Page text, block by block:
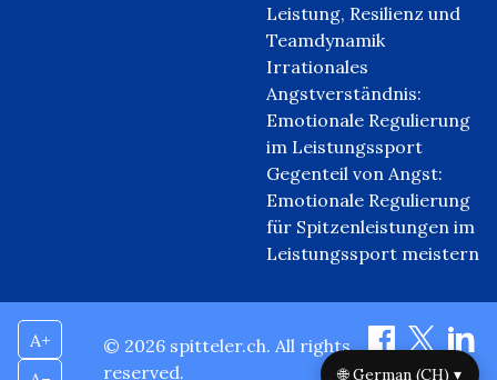
Leistung, Resilienz und
Teamdynamik
Irrationales
Angstverständnis:
Emotionale Regulierung
im Leistungssport
Gegenteil von Angst:
Emotionale Regulierung
für Spitzenleistungen im
Leistungssport meistern
A+
© 2026 spitteler.ch. All rights
reserved.
🌐 German (CH) ▾